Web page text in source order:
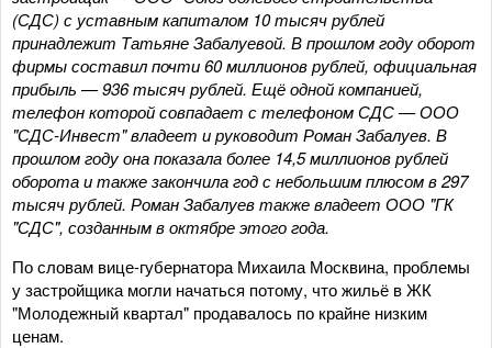
(СДС) с уставным капиталом 10 тысяч рублей
принадлежит Татьяне Забалуевой. В прошлом году оборот
фирмы составил почти 60 миллионов рублей, официальная
прибыль — 936 тысяч рублей. Ещё одной компанией,
телефон которой совпадает с телефоном СДС — ООО
"СДС-Инвест" владеет и руководит Роман Забалуев. В
прошлом году она показала более 14,5 миллионов рублей
оборота и также закончила год с небольшим плюсом в 297
тысяч рублей. Роман Забалуев также владеет ООО "ГК
"СДС", созданным в октябре этого года.
По словам вице-губернатора Михаила Москвина, проблемы
у застройщика могли начаться потому, что жильё в ЖК
"Молодежный квартал" продавалось по крайне низким
ценам.